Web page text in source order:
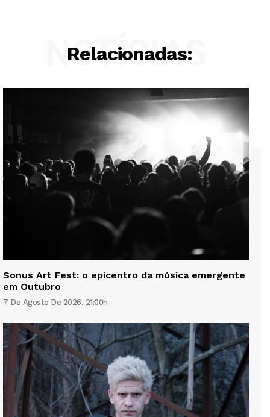
Relacionadas:
NOTÍCIAS
Sonus Art Fest: o epicentro da música emergente
em Outubro
7 De Agosto De 2026, 21:00h